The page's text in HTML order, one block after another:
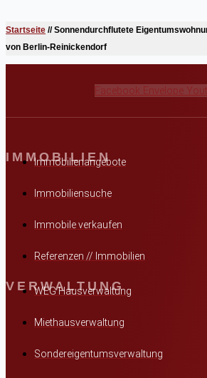
Startseite //Sonnendurchflutete
von Berlin-Reinickendorf
Facebook Envelope
IMMOBILIEN
Immobilienangebote
Immobiliensuche
Immobile verkaufen
Referenzen // Immobilien
VERWALTUNG
WEG Hausverwaltung
Miethausverwaltung
Sondereigentumsverwaltung